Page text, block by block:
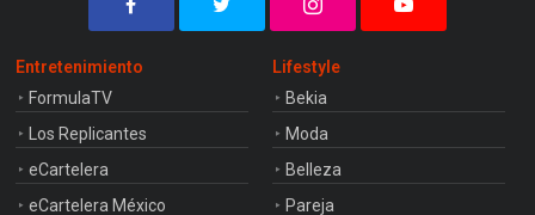
Entretenimiento
FormulaTV
Los Replicantes
eCartelera
eCartelera México
Lifestyle
Bekia
Moda
Belleza
Pareja